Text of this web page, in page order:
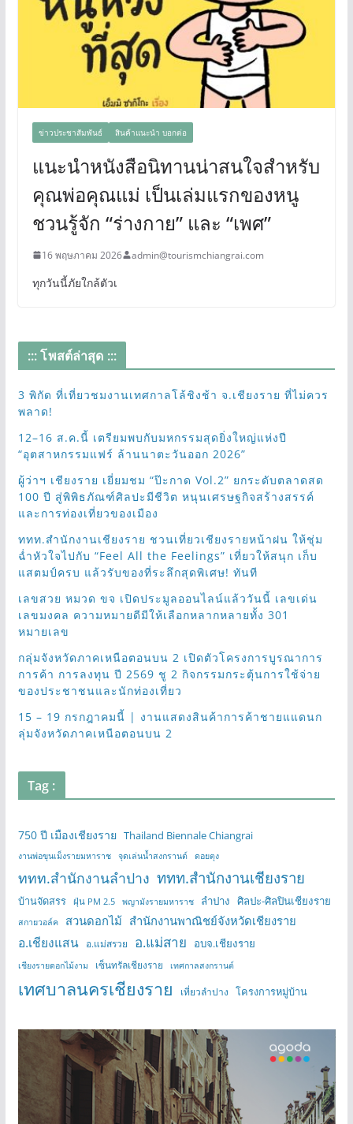
ข่าวประชาสัมพันธ์ สินค้าแนะนำ บอกต่อ
แนะนำหนังสือนิทานน่าสนใจสำหรับ
คุณพ่อคุณแม่ เป็นเล่มแรกของหนู
ชวนรู้จัก “ร่างกาย” และ “เพศ”
16 พฤษภาคม 2026 admin@tourismchiangrai.com
ทุกวันนี้ภัยใกล้ตัวเ
::: โพสต์ล่าสุด :::
3 พิกัด ที่เที่ยวชมงานเทศกาลโล้ชิงช้า จ.เชียงราย ที่ไม่ควร
พลาด!
12–16 ส.ค.นี้ เตรียมพบกับมหกรรมสุดยิ่งใหญ่แห่งปี
“อุตสาหกรรมแฟร์ ล้านนาตะวันออก 2026”
ผู้ว่าฯ เชียงราย เยี่ยมชม “ป๊ะกาด Vol.2” ยกระดับตลาดสด
100 ปี สู่พิพิธภัณฑ์ศิลปะมีชีวิต หนุนเศรษฐกิจสร้างสรรค์
และการท่องเที่ยวของเมือง
ททท.สำนักงานเชียงราย ชวนเที่ยวเชียงรายหน้าฝน ให้ชุ่ม
ฉ่ำหัวใจไปกับ “Feel All the Feelings” เที่ยวให้สนุก เก็บ
แสตมป์ครบ แล้วรับของที่ระลึกสุดพิเศษ! ทันที
เลขสวย หมวด ขจ เปิดประมูลออนไลน์แล้ววันนี้ เลขเด่น
เลขมงคล ความหมายดีมีให้เลือกหลากหลายทั้ง 301
หมายเลข
กลุ่มจังหวัดภาคเหนือตอนบน 2 เปิดตัวโครงการบูรณาการ
การค้า การลงทุน ปี 2569 ชู 2 กิจกรรมกระตุ้นการใช้จ่าย
ของประชาชนและนักท่องเที่ยว
15 – 19 กรกฎาคมนี้ | งานแสดงสินค้าการค้าชายแแดนก
ลุ่มจังหวัดภาคเหนือตอนบน 2
Tag :
750 ปี เมืองเชียงราย Thailand Biennale Chiangrai
งานพ่อขุนเม็งรายมหาราช จุดเล่นน้ำสงกรานต์ ดอยตุง
ททท.สำนักงานลำปาง ททท.สำนักงานเชียงราย
บ้านจัดสรร ฝุ่น PM 2.5 พญามังรายมหาราช ลำปาง ศิลปะ-ศิลปินเชียงราย
สกายวอล์ค สวนดอกไม้ สำนักงานพาณิชย์จังหวัดเชียงราย
อ.เชียงแสน อ.แม่สรวย อ.แม่สาย อบจ.เชียงราย
เชียงรายดอกไม้งาม เซ็นทรัลเชียงราย เทศกาลสงกรานต์
เทศบาลนครเชียงราย เที่ยวลำปาง โครงการหมู่บ้าน